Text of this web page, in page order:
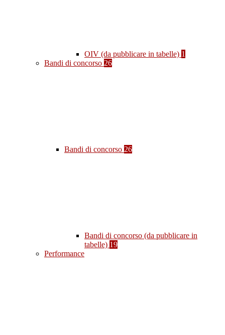
OIV (da pubblicare in tabelle) 1
Bandi di concorso 26
Bandi di concorso 26
Bandi di concorso (da pubblicare in
tabelle) 19
Performance